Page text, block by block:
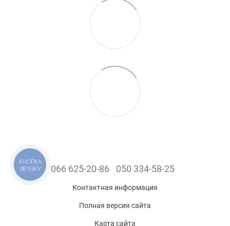
066 625-20-86 050 334-58-25
Контактная информация
Полная версия сайта
Карта сайта
КНОПКА
ЗВ'ЯЗКУ